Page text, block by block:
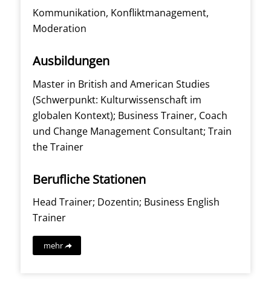
Kommunikation, Konfliktmanagement,
Moderation
Ausbildungen
Master in British and American Studies
(Schwerpunkt: Kulturwissenschaft im
globalen Kontext); Business Trainer, Coach
und Change Management Consultant; Train
the Trainer
Berufliche Stationen
Head Trainer; Dozentin; Business English
Trainer
mehr